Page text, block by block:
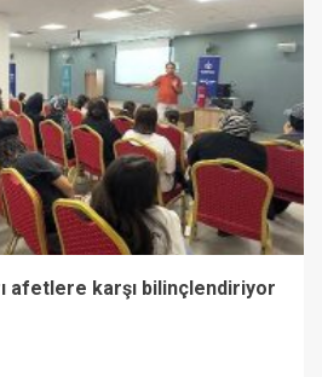
afetlere karşı bilinçlendiriyor